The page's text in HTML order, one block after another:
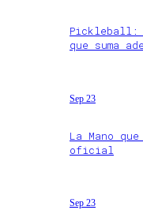
Pickleball:
que suma
Sep 23
La Mano
oficial
Sep 23